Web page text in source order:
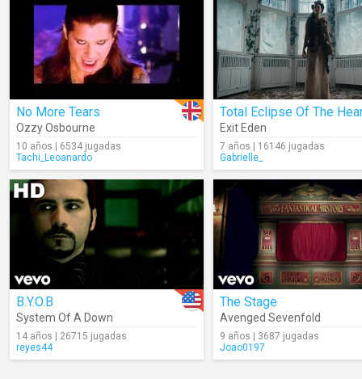
No More Tears
Ozzy Osbourne
10 años | 6534 jugadas
Tachi_Leoanardo
Exit Eden
7 años | 16146 jugadas
Gabrielle_
B.Y.O.B
System Of A Down
14 años | 26715 jugadas
reyes44
The Stage
Avenged Sevenfold
9 años | 3687 jugadas
Joao0197